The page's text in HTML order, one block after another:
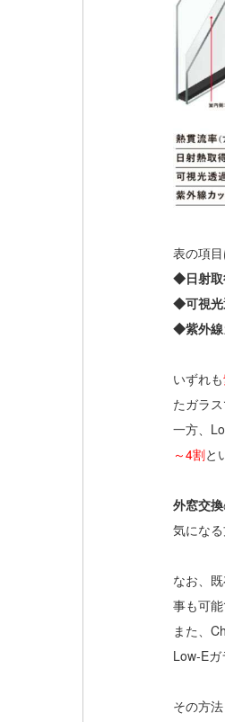
表の項
◆日射取
◆可視光
◆紫外線
いずれも
たガラス
一方、
～4割と
外窓交換
気にな
なお、
事も可能
また、
Low-Eガ
その方